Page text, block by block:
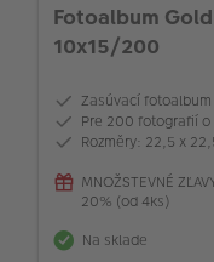
Fotoalbum
10x15/200
Zasúvací fotoalbum
Pre 200 fotografií o
Rozměry: 22,5 x
MNOŽSTEVNÉ
20% (od 4ks)
Na sklade